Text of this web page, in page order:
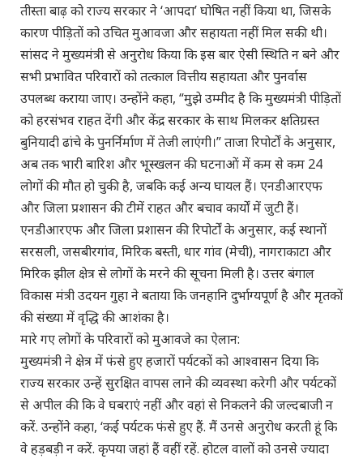
तीस्ता बाढ़ को राज्य सरकार ने ‘आपदा’ घोषित नहीं किया था, जिसके
कारण पीड़ितों को उचित मुआवजा और सहायता नहीं मिल सकी थी।
सांसद ने मुख्यमंत्री से अनुरोध किया कि इस बार ऐसी स्थिति न बने और
सभी प्रभावित परिवारों को तत्काल वित्तीय सहायता और पुनर्वास
उपलब्ध कराया जाए। उन्होंने कहा, “मुझे उम्मीद है कि मुख्यमंत्री पीड़ितों
को हरसंभव राहत देंगी और केंद्र सरकार के साथ मिलकर क्षतिग्रस्त
बुनियादी ढांचे के पुनर्निर्माण में तेजी लाएंगी।” ताजा रिपोर्टों के अनुसार,
अब तक भारी बारिश और भूस्खलन की घटनाओं में कम से कम 24
लोगों की मौत हो चुकी है, जबकि कई अन्य घायल हैं। एनडीआरएफ
और जिला प्रशासन की टीमें राहत और बचाव कार्यों में जुटी हैं।
एनडीआरएफ और जिला प्रशासन की रिपोर्टों के अनुसार, कई स्थानों
सरसली, जसबीरगांव, मिरिक बस्ती, धार गांव (मेची), नागराकाटा और
मिरिक झील क्षेत्र से लोगों के मरने की सूचना मिली है। उत्तर बंगाल
विकास मंत्री उदयन गुहा ने बताया कि जनहानि दुर्भाग्यपूर्ण है और मृतकों
की संख्या में वृद्धि की आशंका है।
मारे गए लोगों के परिवारों को मुआवजे का ऐलान:
मुख्यमंत्री ने क्षेत्र में फंसे हुए हजारों पर्यटकों को आश्वासन दिया कि
राज्य सरकार उन्हें सुरक्षित वापस लाने की व्यवस्था करेगी और पर्यटकों
से अपील की कि वे घबराएं नहीं और वहां से निकलने की जल्दबाजी न
करें. उन्होंने कहा, ‘कई पर्यटक फंसे हुए हैं. मैं उनसे अनुरोध करती हूं कि
वे हड़बड़ी न करें. कृपया जहां हैं वहीं रहें. होटल वालों को उनसे ज्यादा